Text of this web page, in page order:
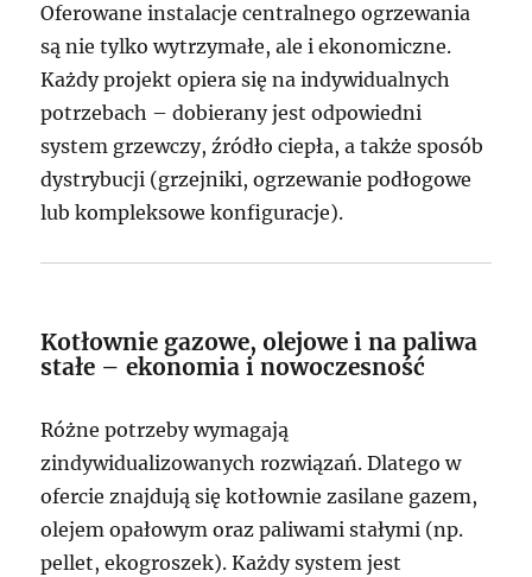
Oferowane instalacje centralnego ogrzewania
są nie tylko wytrzymałe, ale i ekonomiczne.
Każdy projekt opiera się na indywidualnych
potrzebach – dobierany jest odpowiedni
system grzewczy, źródło ciepła, a także sposób
dystrybucji (grzejniki, ogrzewanie podłogowe
lub kompleksowe konfiguracje).
Kotłownie gazowe, olejowe i na paliwa
stałe – ekonomia i nowoczesność
Różne potrzeby wymagają
zindywidualizowanych rozwiązań. Dlatego w
ofercie znajdują się kotłownie zasilane gazem,
olejem opałowym oraz paliwami stałymi (np.
pellet, ekogroszek). Każdy system jest